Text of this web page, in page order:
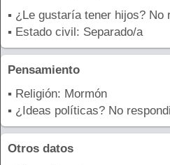
▪ ¿Le gustaría tener hijos? No
▪ Estado civil: Separado/a
Pensamiento
▪ Religión: Mormón
▪ ¿Ideas políticas? No
Otros datos